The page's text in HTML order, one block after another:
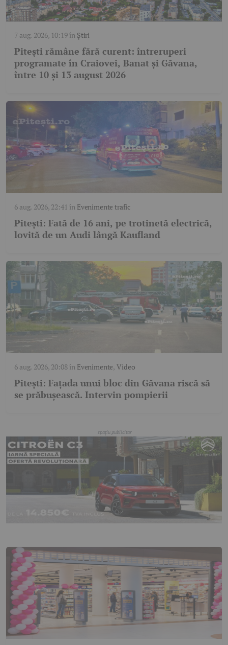
7 aug. 2026, 10:19în Știri
Pitești rămâne fără curent: întreruperi
programate în Craiovei, Banat și Găvana,
între 10 și 13 august 2026
6 aug. 2026, 22:41 în Evenimente trafic
Pitești: Fată de 16 ani, pe trotinetă electrică,
lovită de un Audi lângă Kaufland
6 aug. 2026, 20:08în Evenimente,Video
Pitești: Fațada unui bloc din Găvana riscă să
se prăbușească. Intervin pompierii